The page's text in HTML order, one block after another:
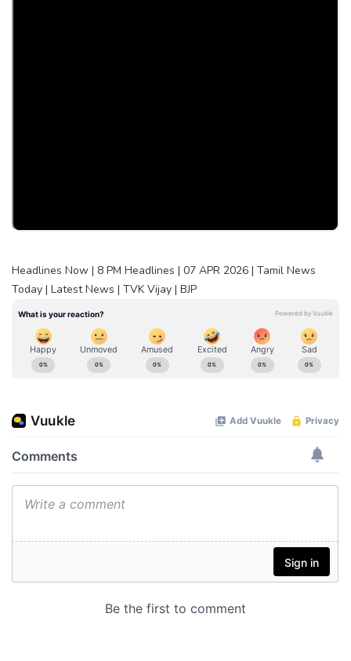
Headlines Now | 8 PM Headlines | 07 APR 2026 | Tamil News
Today | Latest News | TVK Vijay | BJP